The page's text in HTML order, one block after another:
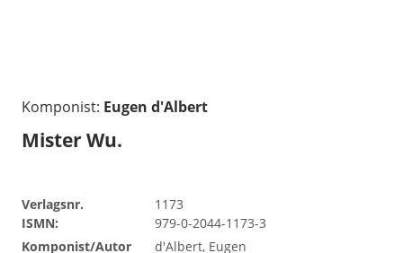
Komponist: Eugen d'Albert
Mister Wu.
Verlagsnr.
1173
ISMN:
979-0-2044-1173-3
Komponist/Autor
d'Albert, Eugen